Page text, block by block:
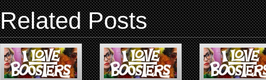
Related Posts